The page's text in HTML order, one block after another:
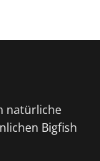
natürliche
Bigfish